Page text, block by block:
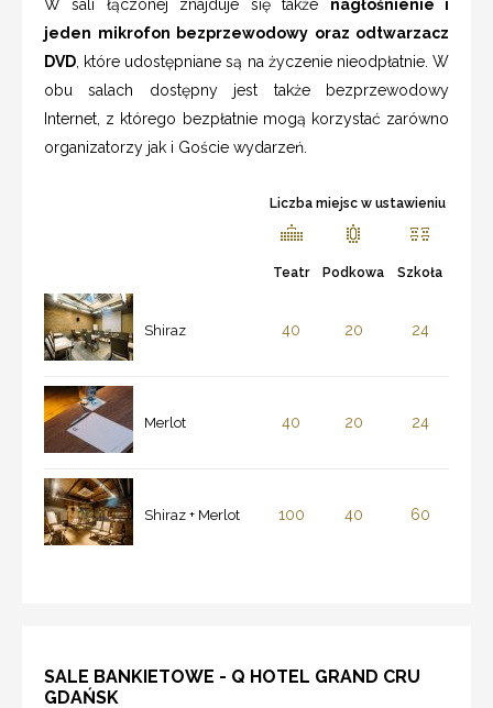
W sali łączonej znajduje się także nagłośnienie i
jeden mikrofon bezprzewodowy oraz odtwarzacz
DVD , które udostępniane są na życzenie nieodpłatnie. W
obu salach dostępny jest także bezprzewodowy
Internet, z którego bezpłatnie mogą korzystać zarówno
organizatorzy jak i Goście wydarzeń.
Liczba miejsc w ustawieniu
Teatr Podkowa Szkoła
Shiraz 40 20 24
Merlot 40 20 24
Shiraz + Merlot 100 40 60
SALE BANKIETOWE - Q HOTEL GRAND CRU
GDAŃSK